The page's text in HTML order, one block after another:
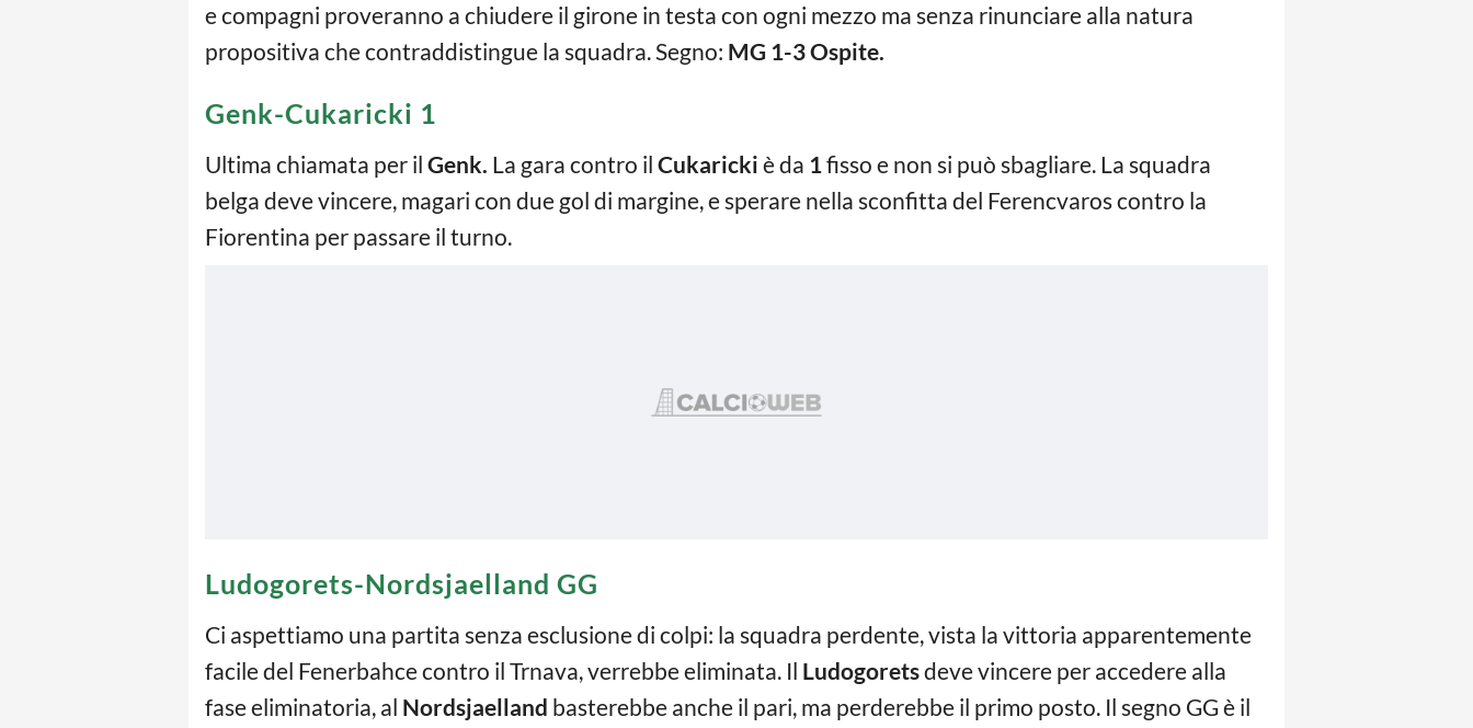
e compagni proveranno a chiudere il girone in testa con ogni mezzo ma senza rinunciare alla natura
propositiva che contraddistingue la squadra. Segno: MG 1-3 Ospite.
Genk-Cukaricki 1
Ultima chiamata per il Genk. La gara contro il Cukaricki è da 1fisso e non si può sbagliare. La squadra
belga deve vincere, magari con due gol di margine, e sperare nella sconfitta del Ferencvaros contro la
Fiorentina per passare il turno.
Ludogorets-Nordsjaelland GG
Ci aspettiamo una partita senza esclusione di colpi: la squadra perdente, vista la vittoria apparentemente
facile del Fenerbahce contro il Trnava, verrebbe eliminata. Il Ludogoretsdeve vincere per accedere alla
fase eliminatoria, al Nordsjaelland basterebbe anche il pari, ma perderebbe il primo posto. Il segno GG è il